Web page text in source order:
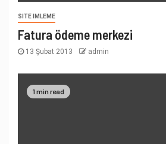
SITE IMLEME
Fatura ödeme merkezi
13 Şubat 2013 admin
1 min read